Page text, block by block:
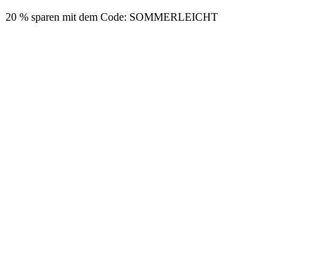
20 % sparen mit dem Code: SOMMERLEICHT